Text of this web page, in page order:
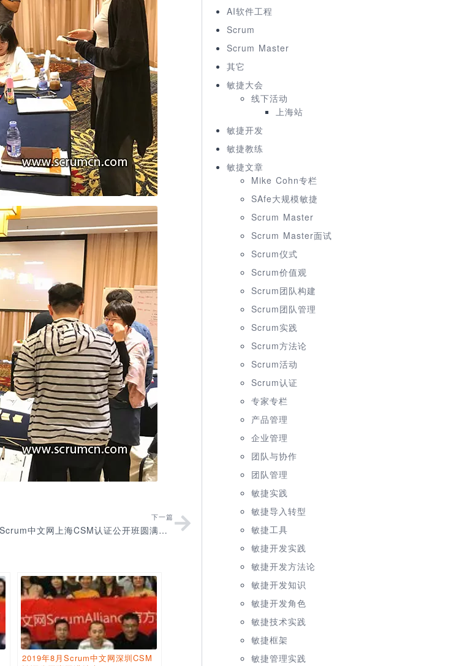
下一篇
2019年4月Scrum中文网上海CSM认证公开班圆满结束
2019年8月Scrum中文网深圳CSM
AI软件工程
Scrum
Scrum Master
其它
敏捷大会
线下活动
上海站
敏捷开发
敏捷教练
敏捷文章
Mike Cohn专栏
SAfe大规模敏捷
Scrum Master
Scrum Master面试
Scrum仪式
Scrum价值观
Scrum团队构建
Scrum团队管理
Scrum实践
Scrum方法论
Scrum活动
Scrum认证
专家专栏
产品管理
企业管理
团队与协作
团队管理
敏捷实践
敏捷导入转型
敏捷工具
敏捷开发实践
敏捷开发方法论
敏捷开发知识
敏捷开发角色
敏捷技术实践
敏捷框架
敏捷管理实践